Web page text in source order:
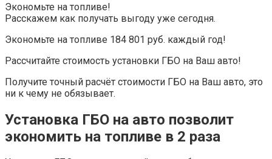
Экономьте на топливе!
Расскажем как получать выгоду уже сегодня.
Экономьте на топливе 184 801 руб. каждый год!
Рассчитайте стоимость установки ГБО на Ваш авто!
Получите точный расчёт стоимости ГБО на Ваш авто, это
ни к чему не обязывает.
Установка ГБО на авто позволит
экономить на топливе в 2 раза